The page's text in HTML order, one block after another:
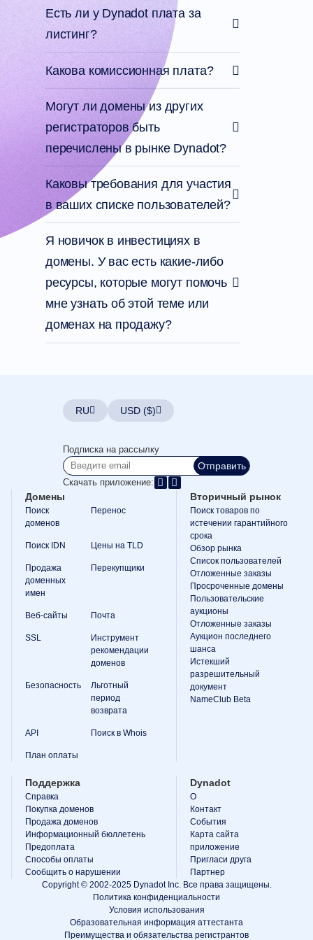
инвестициям
домены
Партнер
Общая
партнерская
программа
Посредник
реселлеров
Поддержка
помощи
Справка
Форум
Запрос
менеджера
работе
клиентами
Инструменты
Свяжитесь
нами
поддержки
Есть ли у Dynadot плата за
листинг?
Какова комиссионная плата?
Могут ли домены из других
регистраторов быть
перечислены в рынке Dynadot?
Каковы требования для участия
в ваших списке пользователей?
Я новичок в инвестициях в
домены. У вас есть какие-либо
ресурсы, которые могут помочь
мне узнать об этой теме или
доменах на продажу?
RU USD ($)
Подписка на рассылку
Отправить
Скачать приложение:
Домены
Поиск
доменов
Перенос
Поиск IDN Цены на TLD
Продажа
доменных
имен
Перекупщики
Веб-сайты Почта
SSL
Инструмент
рекомендации
доменов
Безопасность
Льготный
период
возврата
API Поиск в Whois
План оплаты
Вторичный рынок
Поиск товаров по
истечении гарантийного
срока
Обзор рынка
Список пользователей
Отложенные заказы
Просроченные домены
Пользовательские
аукционы
Отложенные заказы
Аукцион последнего
шанса
Истекший
разрешительный
документ
NameClub Beta
Поддержка
Справка
Покупка доменов
Продажа доменов
Информационный бюллетень
Предоплата
Способы оплаты
Сообщить о нарушении
Dynadot
О
Контакт
События
Карта сайта
приложение
Пригласи друга
Партнер
Copyright © 2002-2025 Dynadot Inc. Все права защищены.
Политика конфиденциальности
Условия использования
Образовательная информация аттестанта
Преимущества и обязательства регистрантов